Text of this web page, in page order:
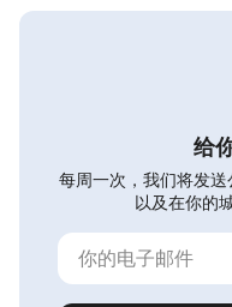
给
每周一次，我们将发送
以及在你的